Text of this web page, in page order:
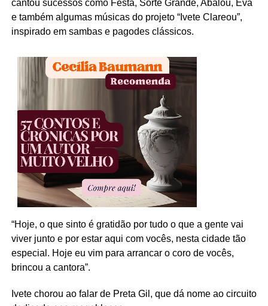
cantou sucessos como Festa, Sorte Grande, Abalou, Eva
e também algumas músicas do projeto “Ivete Clareou”,
inspirado em sambas e pagodes clássicos.
“Hoje, o que sinto é gratidão por tudo o que a gente vai
viver junto e por estar aqui com vocês, nesta cidade tão
especial. Hoje eu vim para arrancar o coro de vocês,
brincou a cantora”.
Ivete chorou ao falar de Preta Gil, que dá nome ao circuito